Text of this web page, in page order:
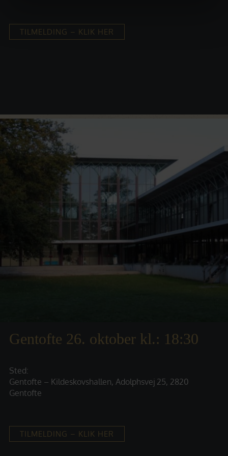
TILMELDING – KLIK HER
Gentofte 26. oktober kl.: 18:30
Sted:
Gentofte – Kildeskovshallen, Adolphsvej 25, 2820
Gentofte
TILMELDING – KLIK HER